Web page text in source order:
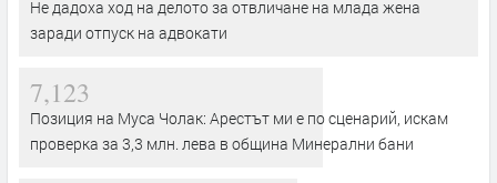
Не дадоха ход на делото за отвличане на млада жена
заради отпуск на адвокати
7,123
Позиция на Муса Чолак: Арестът ми е по сценарий, искам
проверка за 3,3 млн. лева в община Минерални бани